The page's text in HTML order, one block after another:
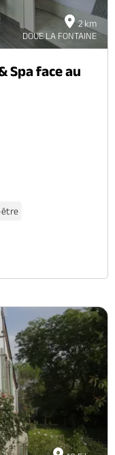
2 km
DOUE LA FONTAINE
Spa face au
être